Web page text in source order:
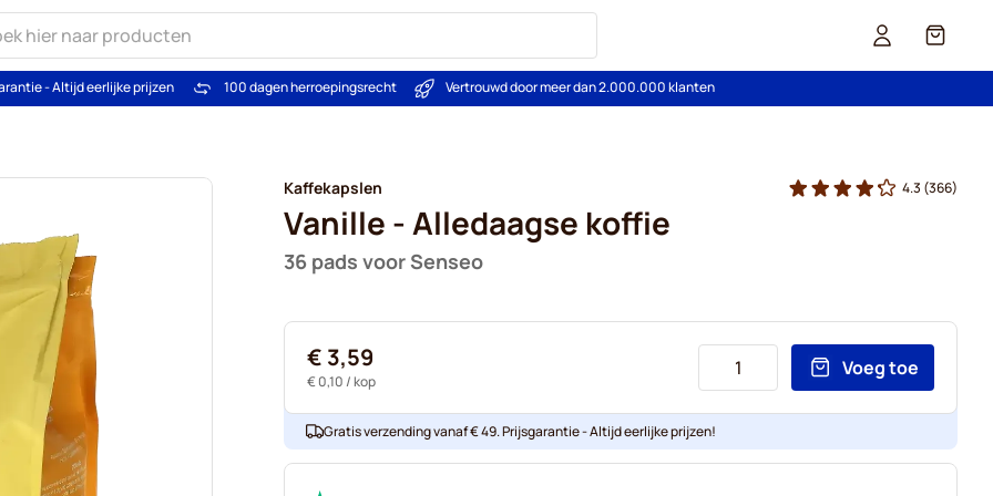
Cart
- Altijd eerlijke prijzen 100 dagen herroepingsrecht Vertrouwd door meer dan 2.000.000 klanten
Kaffekapslen
Vanille - Alledaagse koffie
36 pads voor Senseo
4.3 (366)
€ 3,59
€ 0,10 / kop
Voeg toe
Gratis verzending vanaf € 49. Prijsgarantie - Altijd eerlijke prijzen!